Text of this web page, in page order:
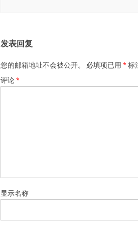
发表回复
您的邮箱地址不会被公开。 必填项已用 * 标
评论*
显示名称